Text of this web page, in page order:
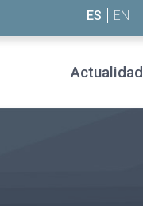
ES EN
Actualidad